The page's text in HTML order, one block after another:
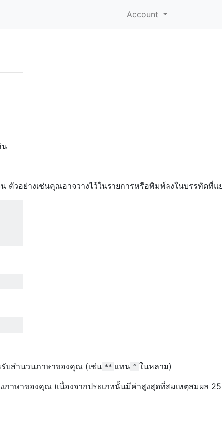
Account
น
ตัวอย่างเช่นคุณอาจวางไว้ในรายการหรือพิมพ์ลงในบรรทัดที่แ
สำนวนภาษาของคุณ (เช่น ** แทน ^ ในหลาม)
ภาษาของคุณ (เนื่องจากประเภทนั้นมีค่าสูงสุดที่สมเหตุสมผล